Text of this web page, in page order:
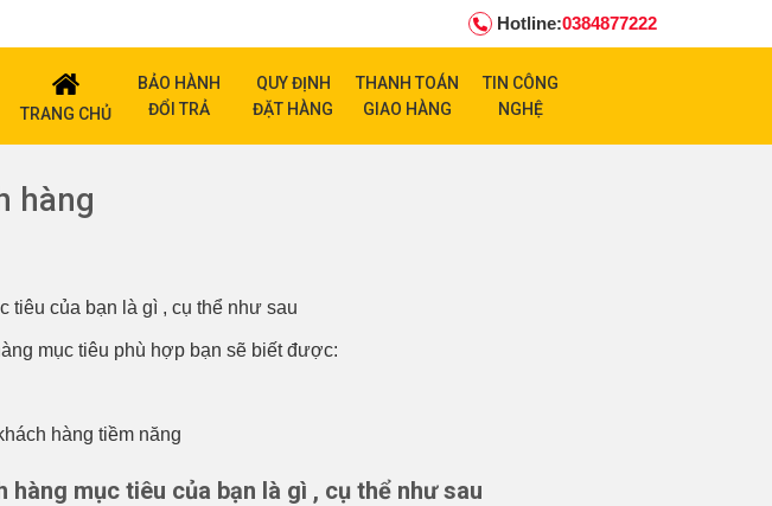
Hotline:0384877222
TRANG CHỦ
BẢO HÀNH
ĐỔI TRẢ
QUY ĐỊNH
ĐẶT HÀNG
THANH TOÁN
GIAO HÀNG
TIN CÔNG
NGHỆ
hàng
tiêu của bạn là gì , cụ thể như sau
mục tiêu phù hợp bạn sẽ biết được:
hàng tiềm năng
mục tiêu của bạn là gì , cụ thể như sau